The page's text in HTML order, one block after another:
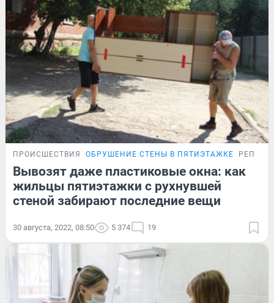
ПРОИСШЕСТВИЯ ОБРУШЕНИЕ СТЕНЫ В ПЯТИЭТАЖКЕ
Вывозят даже пластиковые окна: как
жильцы пятиэтажки с рухнувшей
стеной забирают последние вещи
30 августа, 2022, 08:50 5 374 19